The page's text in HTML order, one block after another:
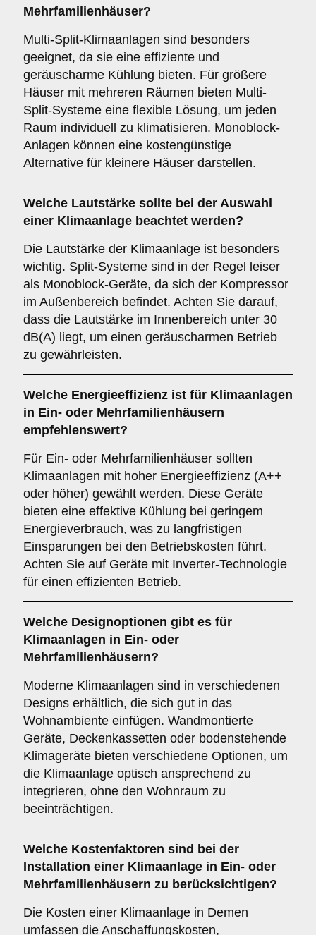
Mehrfamilienhäuser?
Multi-Split-Klimaanlagen sind besonders
geeignet, da sie eine effiziente und
geräuscharme Kühlung bieten. Für größere
Häuser mit mehreren Räumen bieten Multi-
Split-Systeme eine flexible Lösung, um jeden
Raum individuell zu klimatisieren. Monoblock-
Anlagen können eine kostengünstige
Alternative für kleinere Häuser darstellen.
Welche Lautstärke sollte bei der Auswahl
einer Klimaanlage beachtet werden?
Die Lautstärke der Klimaanlage ist besonders
wichtig. Split-Systeme sind in der Regel leiser
als Monoblock-Geräte, da sich der Kompressor
im Außenbereich befindet. Achten Sie darauf,
dass die Lautstärke im Innenbereich unter 30
dB(A) liegt, um einen geräuscharmen Betrieb
zu gewährleisten.
Welche Energieeffizienz ist für Klimaanlagen
in Ein- oder Mehrfamilienhäusern
empfehlenswert?
Für Ein- oder Mehrfamilienhäuser sollten
Klimaanlagen mit hoher Energieeffizienz (A++
oder höher) gewählt werden. Diese Geräte
bieten eine effektive Kühlung bei geringem
Energieverbrauch, was zu langfristigen
Einsparungen bei den Betriebskosten führt.
Achten Sie auf Geräte mit Inverter-Technologie
für einen effizienten Betrieb.
Welche Designoptionen gibt es für
Klimaanlagen in Ein- oder
Mehrfamilienhäusern?
Moderne Klimaanlagen sind in verschiedenen
Designs erhältlich, die sich gut in das
Wohnambiente einfügen. Wandmontierte
Geräte, Deckenkassetten oder bodenstehende
Klimageräte bieten verschiedene Optionen, um
die Klimaanlage optisch ansprechend zu
integrieren, ohne den Wohnraum zu
beeinträchtigen.
Welche Kostenfaktoren sind bei der
Installation einer Klimaanlage in Ein- oder
Mehrfamilienhäusern zu berücksichtigen?
Die Kosten einer Klimaanlage in Demen
umfassen die Anschaffungskosten,